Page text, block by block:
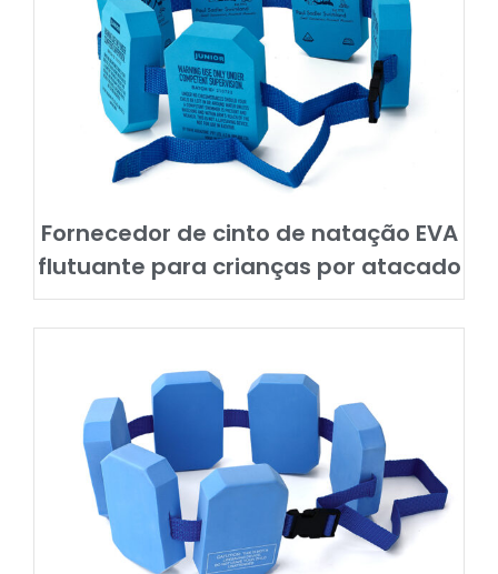
Fornecedor de cinto de natação EVA
flutuante para crianças por atacado